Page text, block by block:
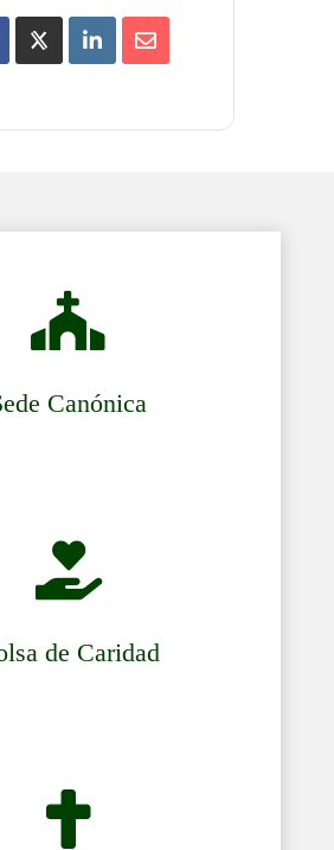

Canónica

de Caridad
